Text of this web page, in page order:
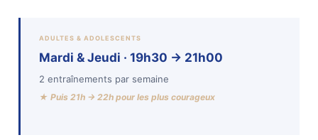
ADULTES & ADOLESCENTS
Mardi & Jeudi · 19h30 → 21h00
2 entraînements par semaine
★ Puis 21h → 22h pour les plus courageux